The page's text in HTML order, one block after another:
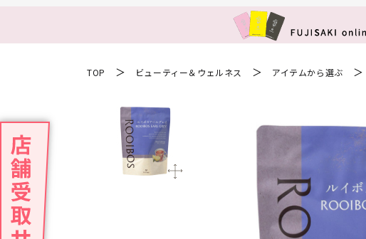
TOP ＞ ビューティー＆ウェルネス ＞ アイテムから選ぶ ＞